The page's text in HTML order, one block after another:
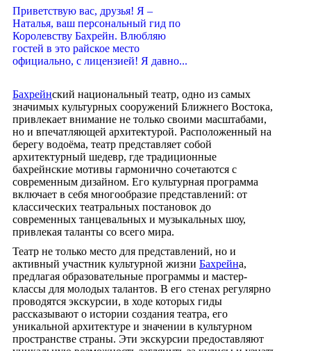
Бахрейнский национальный театр, одно из самых
значимых культурных сооружений Ближнего Востока,
привлекает внимание не только своими масштабами,
но и впечатляющей архитектурой. Расположенный на
берегу водоёма, театр представляет собой
архитектурный шедевр, где традиционные
бахрейнские мотивы гармонично сочетаются с
современным дизайном. Его культурная программа
включает в себя многообразие представлений: от
классических театральных постановок до
современных танцевальных и музыкальных шоу,
привлекая таланты со всего мира.
Театр не только место для представлений, но и
активный участник культурной жизни Бахрейна,
предлагая образовательные программы и мастер-
классы для молодых талантов. В его стенах регулярно
проводятся экскурсии, в ходе которых гиды
рассказывают о истории создания театра, его
уникальной архитектуре и значении в культурном
пространстве страны. Эти экскурсии предоставляют
Приветствую вас, друзья! Я –
Наталья, ваш персональный гид по
Королевству Бахрейн. Влюбляю
гостей в это райское место
официально, с лицензией! Я давно...